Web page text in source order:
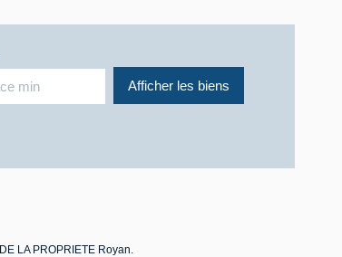
LA PROPRIETE Royan.